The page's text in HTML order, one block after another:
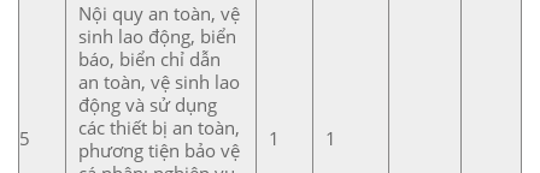
5
Nội quy an toàn, vệ
sinh lao động, biển
báo, biển chỉ dẫn
an toàn, vệ sinh lao
động và sử dụng
các thiết bị an toàn,
phương tiện bảo vệ
1 1